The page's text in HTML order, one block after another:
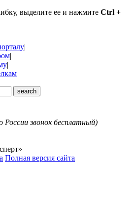
выделите ее и нажмите Ctrl +
|
|
|
России звонок бесплатный)
Полная версия сайта